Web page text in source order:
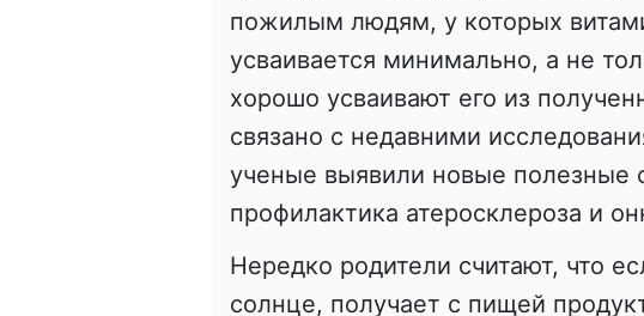
пожилым людям, у которых
усваивается минимально, а не
хорошо усваивают его из
связано с недавними
ученые выявили новые полезные
профилактика атеросклероза и
Нередко родители считают, что
солнце, получает с пищей